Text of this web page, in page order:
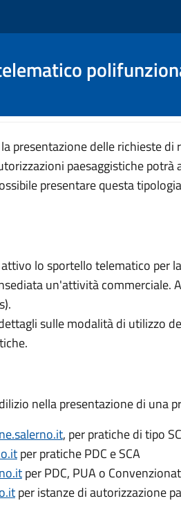
presentazione delle richieste di
paesaggistiche
presentare questa
lo sportello telematico per
un'attività commerciale.
sulle modalità di utilizzo
nella presentazione di una
, per pratiche di tipo
per pratiche PDC e SCA
per PDC, PUA o
per istanze di autorizzazione